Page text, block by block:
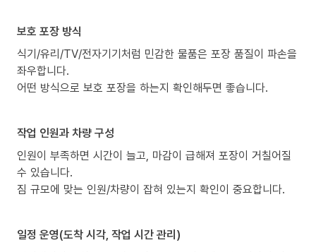
보호 포장 방식
식기/유리/TV/전자기기처럼 민감한 물품은 포장 품질이 파손을
좌우합니다.
어떤 방식으로 보호 포장을 하는지 확인해두면 좋습니다.
작업 인원과 차량 구성
인원이 부족하면 시간이 늘고, 마감이 급해져 포장이 거칠어질
수 있습니다.
짐 규모에 맞는 인원/차량이 잡혀 있는지 확인이 중요합니다.
일정 운영(도착 시각, 작업 시간 관리)